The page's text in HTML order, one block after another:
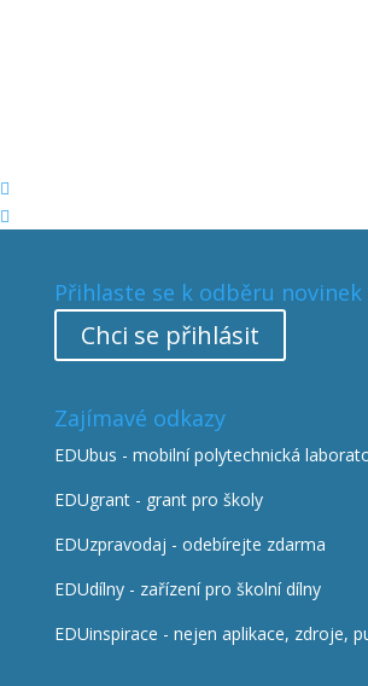


Přihlaste se k odběru novinek
Chci se přihlásit
Zajímavé odkazy
EDUbus - mobilní polytechnická
EDUgrant - grant pro školy
EDUzpravodaj - odebírejte zdarma
EDUdílny - zařízení pro školní dílny
EDUinspirace - nejen aplikace, zdroje,